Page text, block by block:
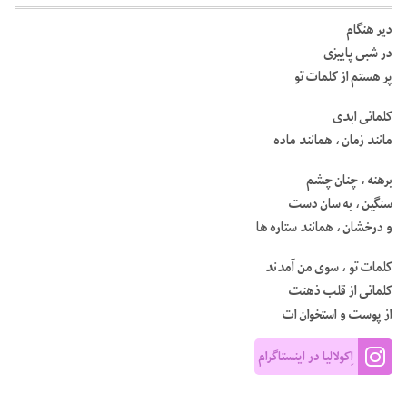
دیر هنگام
در شبی پاییزی
پر هستم از کلمات تو
کلماتی ابدی
مانند زمان ، همانند ماده
برهنه ، چنان چشم
سنگین ، به سان دست
و درخشان ، همانند ستاره ها
کلمات تو ، سوی من آمدند
کلماتی از قلب ذهنت
از پوست و استخوان ات
اِکولالیا در اینستاگرام